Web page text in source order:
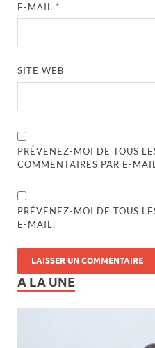
E-MAIL *
SITE WEB
PRÉVENEZ-MOI DE TOUS
COMMENTAIRES PAR E-
PRÉVENEZ-MOI DE TOUS
E-MAIL.
A LA UNE